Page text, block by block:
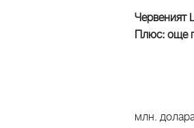
Червеният
Плюс: още
млн.